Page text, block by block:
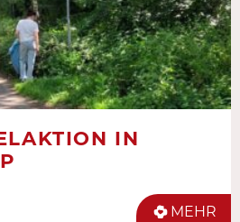
IN
MEHR